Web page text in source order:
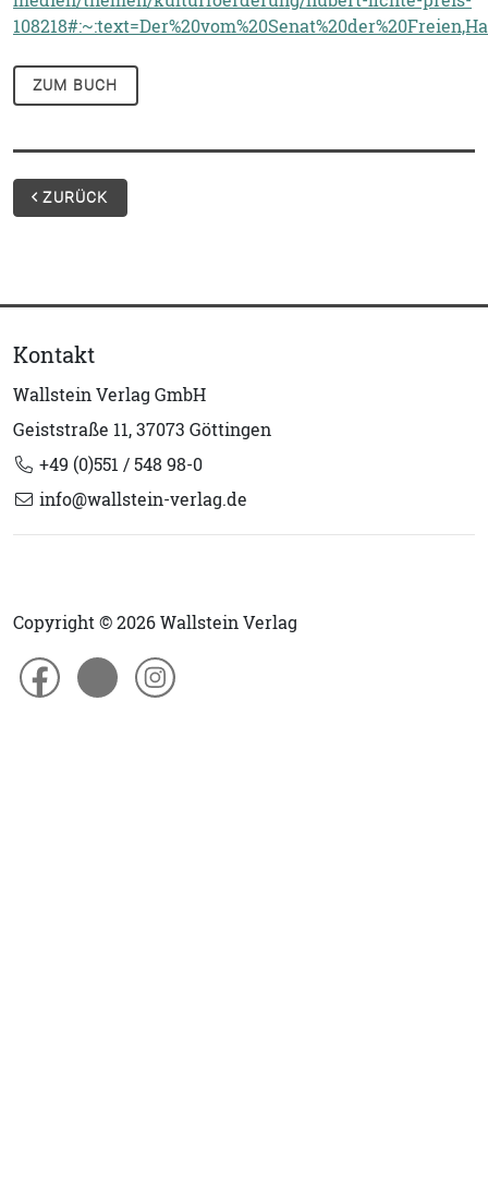
ZUM BUCH
ZURÜCK
Kontakt
Wallstein Verlag GmbH
Geiststraße 11, 37073 Göttingen
+49 (0)551 / 548 98-0
info@wallstein-verlag.de
Copyright © 2026 Wallstein Verlag